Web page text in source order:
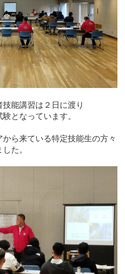
能講習は２日に渡り
となっています。
ら来ている特定技能生の方々
した。